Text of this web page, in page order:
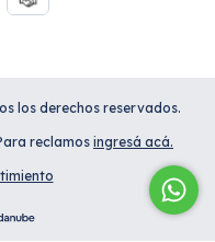
los derechos reservados.
reclamosingresá acá.